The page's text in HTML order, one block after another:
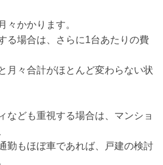
々かかります。
る場合は、さらに1台あたりの費
月々合計がほとんど変わらない状
なども重視する場合は、マンショ
勤もほぼ車であれば、戸建の検討